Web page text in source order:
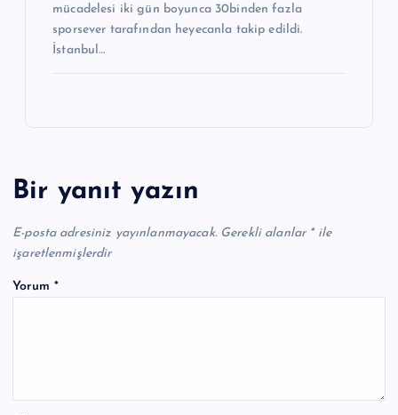
mücadelesi iki gün boyunca 30binden fazla
sporsever tarafından heyecanla takip edildi.
İstanbul…
Bir yanıt yazın
E-posta adresiniz yayınlanmayacak. Gerekli alanlar *ile
işaretlenmişlerdir
Yorum *